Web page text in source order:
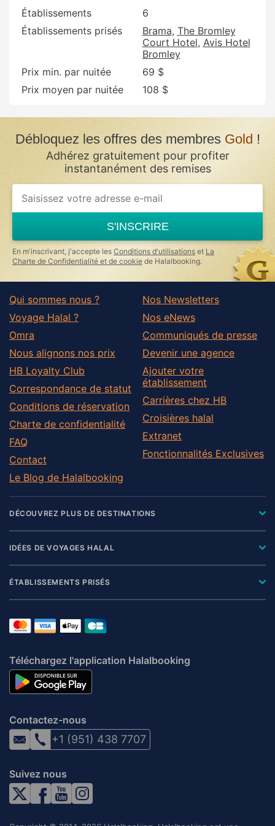
Établissements
6
Établissements prisés
Brama The Bromley
Court Hotel Avis Hotel
Bromley
Prix min. par nuitée
69 $
Prix moyen par nuitée
108 $
Débloquez les offres des membres Gold !
Adhérez gratuitement pour profiter
instantanément des remises
S'INSCRIRE
En m'inscrivant, j'accepte les Conditions d'utilisations et La
Charte de Confidentialité et de cookie de Halalbooking.
Qui sommes nous ?
Voyage Halal ?
Omra
Nous alignons nos prix
HB Loyalty Club
Correspondance de statut
Conditions de réservation
Charte de confidentialité
FAQ
Contact
Le Blog de Halalbooking
Nos Newsletters
Nos eNews
Communiqués de presse
Devenir une agence
Ajouter votre
établissement
Carrières chez HB
Croisières halal
Extranet
Fonctionnalités Exclusives
DÉCOUVREZ PLUS DE DESTINATIONS
IDÉES DE VOYAGES HALAL
ÉTABLISSEMENTS PRISÉS
Téléchargez l'application Halalbooking
Contactez-nous
+1 (951) 438 7707
Suivez nous